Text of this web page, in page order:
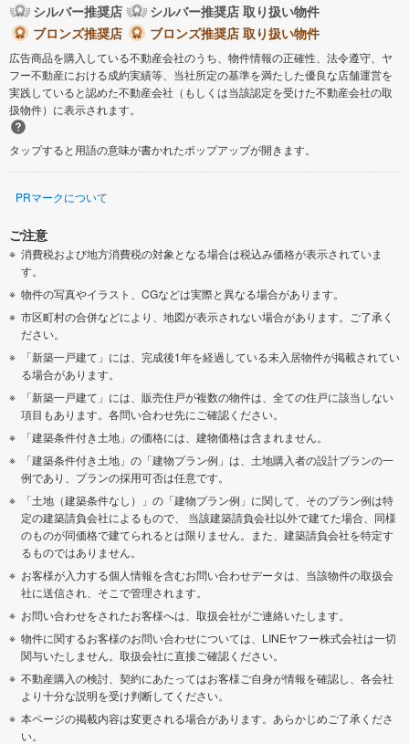
シルバー推奨店
シルバー推奨店 取り扱い物件
ブロンズ推奨店
ブロンズ推奨店 取り扱い物件
広告商品を購入している不動産会社のうち、物件情報の正確性、法令遵守、ヤ
フー不動産における成約実績等、当社所定の基準を満たした優良な店舗運営を
実践していると認めた不動産会社（もしくは当該認定を受けた不動産会社の取
扱物件）に表示されます。
タップすると用語の意味が書かれたポップアップが開きます。
PRマークについて
ご注意
消費税および地方消費税の対象となる場合は税込み価格が表示されていま
す。
物件の写真やイラスト、CGなどは実際と異なる場合があります。
市区町村の合併などにより、地図が表示されない場合があります。ご了承く
ださい。
「新築一戸建て」には、完成後1年を経過している未入居物件が掲載されてい
る場合があります。
「新築一戸建て」には、販売住戸が複数の物件は、全ての住戸に該当しない
項目もあります。各問い合わせ先にご確認ください。
「建築条件付き土地」の価格には、建物価格は含まれません。
「建築条件付き土地」の「建物プラン例」は、土地購入者の設計プランの一
例であり、プランの採用可否は任意です。
「土地（建築条件なし）」の「建物プラン例」に関して、そのプラン例は特
定の建築請負会社によるもので、 当該建築請負会社以外で建てた場合、同様
のものが同価格で建てられるとは限りません。また、建築請負会社を特定す
るものではありません。
お客様が入力する個人情報を含むお問い合わせデータは、当該物件の取扱会
社に送信され、そこで管理されます。
お問い合わせをされたお客様へは、取扱会社がご連絡いたします。
物件に関するお客様のお問い合わせについては、LINEヤフー株式会社は一切
関与いたしません。取扱会社に直接ご確認ください。
不動産購入の検討、契約にあたってはお客様ご自身が情報を確認し、各会社
より十分な説明を受け判断してください。
本ページの掲載内容は変更される場合があります。あらかじめご了承くださ
い。